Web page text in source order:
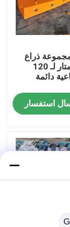
ذراع
الحفر 3 أمتار لـ 120
دائمة
استفسار